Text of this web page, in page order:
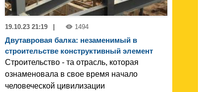
19.10.23 21:19 1494
Двутавровая балка: незаменимый в
строительстве конструктивный элемент
Строительство - та отрасль, которая
ознаменовала в свое время начало
человеческой цивилизации